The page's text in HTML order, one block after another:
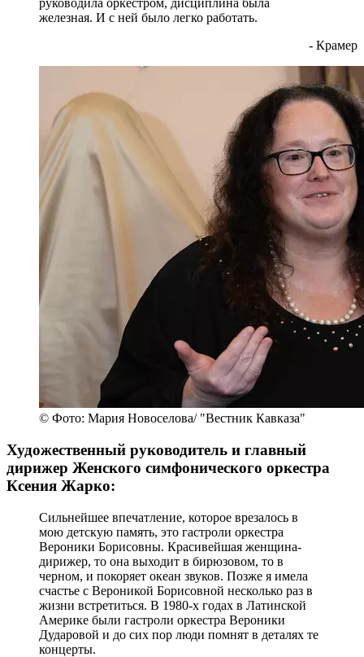
руководила оркестром, дисциплина была
железная. И с ней было легко работать.
- Крамер
© Фото: Мария Новоселова/ "Вестник Кавказа"
Художественный руководитель и главный
дирижер Женского симфонического оркестра
Ксения Жарко:
Сильнейшее впечатление, которое врезалось в
мою детскую память, это гастроли оркестра
Вероники Борисовны. Красивейшая женщина-
дирижер, то она выходит в бирюзовом, то в
черном, и покоряет океан звуков. Позже я имела
счастье с Вероникой Борисовной несколько раз в
жизни встретиться. В 1980-х годах в Латинской
Америке были гастроли оркестра Вероники
Дударовой и до сих пор люди помнят в деталях те
концерты.